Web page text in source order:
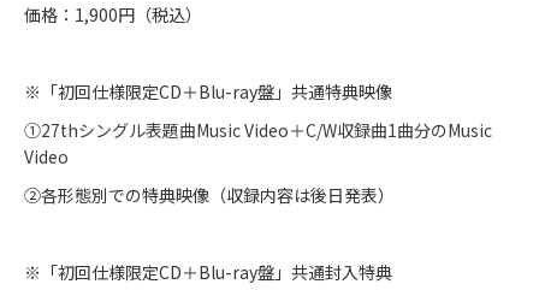
価格： 1,900円（税込）
※ 「初回仕様限定CD＋Blu-ray盤」共通特典映像
①27thシングル表題曲Music Video＋C/W収録曲1曲分のMusic
Video
②各形態別での特典映像（収録内容は後日発表）
※ 「初回仕様限定CD＋Blu-ray盤」共通封入特典